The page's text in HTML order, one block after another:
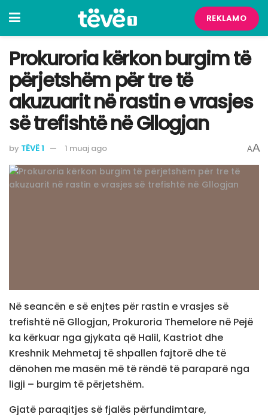
REKLAMO
Prokuroria kërkon burgim të
përjetshëm për tre të
akuzuarit në rastin e vrasjes
së trefishtë në Gllogjan
by TËVË 1 1 muaj ago AA
Në seancën e së enjtes për rastin e vrasjes së
trefishtë në Gllogjan, Prokuroria Themelore në Pejë
ka kërkuar nga gjykata që Halil, Kastriot dhe
Kreshnik Mehmetaj të shpallen fajtorë dhe të
dënohen me masën më të rëndë të paraparë nga
ligji – burgim të përjetshëm.
Gjatë paraqitjes së fjalës përfundimtare,